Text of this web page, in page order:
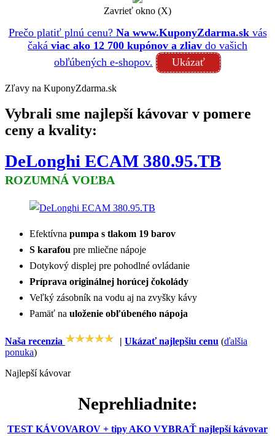
Zavrieť okno (X)
Prečo platiť plnú cenu? Na www.KuponyZdarma.skvás
čaká viac ako 12 700 kupónov a zliav do vašich
obľúbených e-shopov.
Ukázať
Zľavy na KuponyZdarma.sk
Vybrali sme najlepší kávovar v pomere
ceny a kvality:
DeLonghi ECAM 380.95.TB
ROZUMNÁ VOĽBA
Efektívna pumpa s tlakom 19 barov
S karafou pre mliečne nápoje
Dotykový displej pre pohodlné ovládanie
Príprava originálnej horúcej čokolády
Veľký zásobník na vodu aj na zvyšky kávy
Pamäť na uloženie obľúbeného nápoja
Naša recenzia | Ukázať najlepšiu cenu (ďalšia
ponuka)
Najlepší kávovar
Neprehliadnite:
TEST KÁVOVAROV + tipy AKO VYBRAŤ najlepší kávovar